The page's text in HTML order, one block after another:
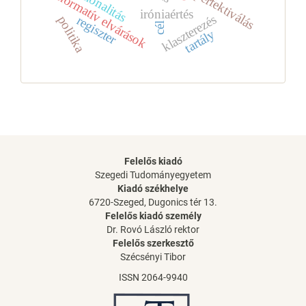
iróniaértés
normatív elvárások perfektiválás
klaszterezés
regiszter tartály
cél
politika
Felelős kiadó
Szegedi Tudományegyetem
Kiadó székhelye
6720-Szeged, Dugonics tér 13.
Felelős kiadó személy
Dr. Rovó László rektor
Felelős szerkesztő
Szécsényi Tibor
ISSN 2064-9940